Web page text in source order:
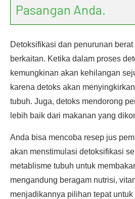
Pasangan Anda.
Detoksifikasi dan penurunan
berkaitan. Ketika dalam proses
kemungkinan akan kehilangan
karena detoks akan
tubuh. Juga, detoks mendorong
lebih baik dari makanan yang
Anda bisa mencoba resep jus
akan menstimulasi detoksifikasi
metablisme tubuh untuk
mengandung beragam nutrisi,
menjadikannya pilihan tepat